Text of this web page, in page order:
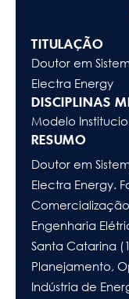
TITULAÇÃO
Doutor em
Electra Energy
DISCIPLINAS
Modelo
RESUMO
Doutor em
Electra Energy.
Engenharia
Santa Catarina
Planejamento,
Indústria de